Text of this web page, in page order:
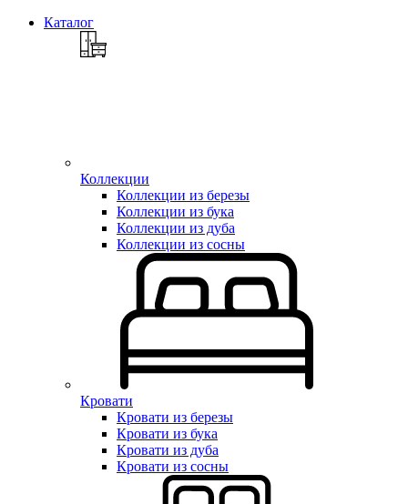
Каталог
Коллекции
Коллекции из березы
Коллекции из бука
Коллекции из дуба
Коллекции из сосны
Кровати
Кровати из березы
Кровати из бука
Кровати из дуба
Кровати из сосны